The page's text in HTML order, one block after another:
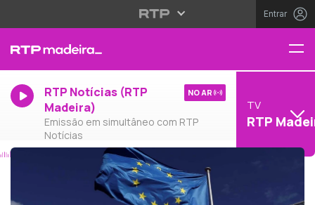
Entrar
RTP Notícias (RTP
Madeira)
Emissão em simultâneo com RTP
Notícias
NO AR
TV
RTP